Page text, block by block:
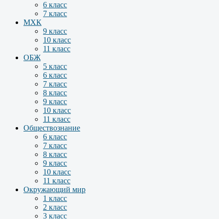
6 класс
7 класс
МХК
9 класс
10 класс
11 класс
ОБЖ
5 класс
6 класс
7 класс
8 класс
9 класс
10 класс
11 класс
Обществознание
6 класс
7 класс
8 класс
9 класс
10 класс
11 класс
Окружающий мир
1 класс
2 класс
3 класс